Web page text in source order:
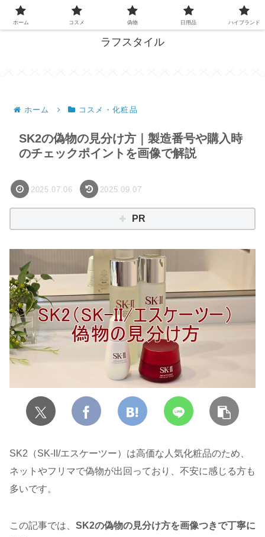
失敗しない買い物、ここで解決！
ラフスタイル
ホーム コスメ・化粧品
SK2の偽物の見分け方｜製造番号や購入時
のチェックポイントを画像で解説
2025.07.06 2025.09.07
PR
SK2（SK-II/エスケーツー）は高価な人気化粧品のため、
ネットやフリマで偽物が出回っており、不安に感じる方も
多いです。
この記事では、 SK2の偽物の見分け方を画像つきで丁寧に
ホーム コスメ 偽物 日用品 ハイブランド